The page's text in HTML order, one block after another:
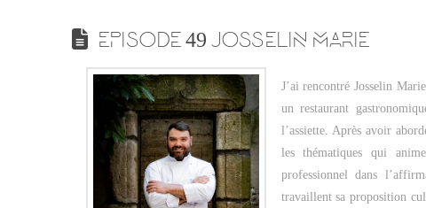
EPISODE 49 JOSSELIN MARIE
J’ai rencontré Josselin
un restaurant
l’assiette. Après avoir
les thématiques qui
professionnel dans
travaillent sa proposition